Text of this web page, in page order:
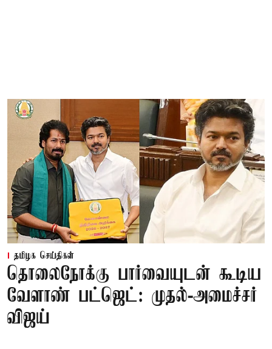
தமிழக செய்திகள்
தொலைநோக்கு பார்வையுடன் கூடிய
வேளாண் பட்ஜெட்: முதல்-அமைச்சர்
விஜய்